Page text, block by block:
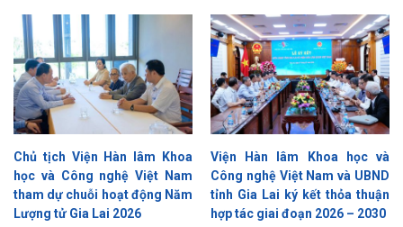
Chủ tịch Viện Hàn lâm Khoa
học và Công nghệ Việt Nam
tham dự chuỗi hoạt động Năm
Lượng tử Gia Lai 2026
Viện Hàn lâm Khoa học và
Công nghệ Việt Nam và UBND
tỉnh Gia Lai ký kết thỏa thuận
hợp tác giai đoạn 2026 – 2030